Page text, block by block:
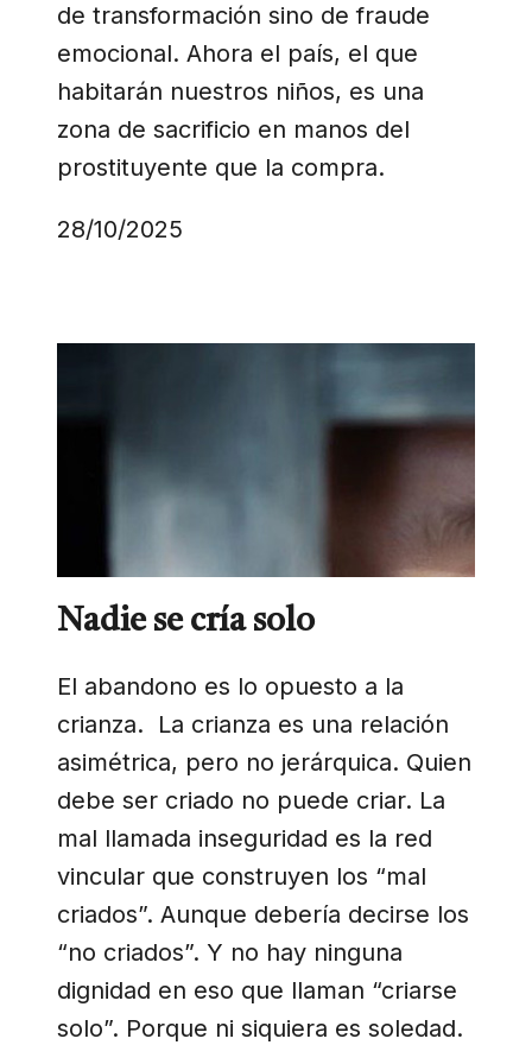
de transformación sino de fraude
emocional. Ahora el país, el que
habitarán nuestros niños, es una
zona de sacrificio en manos del
prostituyente que la compra.
28/10/2025
Nadie se cría solo
El abandono es lo opuesto a la
crianza. La crianza es una relación
asimétrica, pero no jerárquica. Quien
debe ser criado no puede criar. La
mal llamada inseguridad es la red
vincular que construyen los “mal
criados”. Aunque debería decirse los
“no criados”. Y no hay ninguna
dignidad en eso que llaman “criarse
solo”. Porque ni siquiera es soledad.